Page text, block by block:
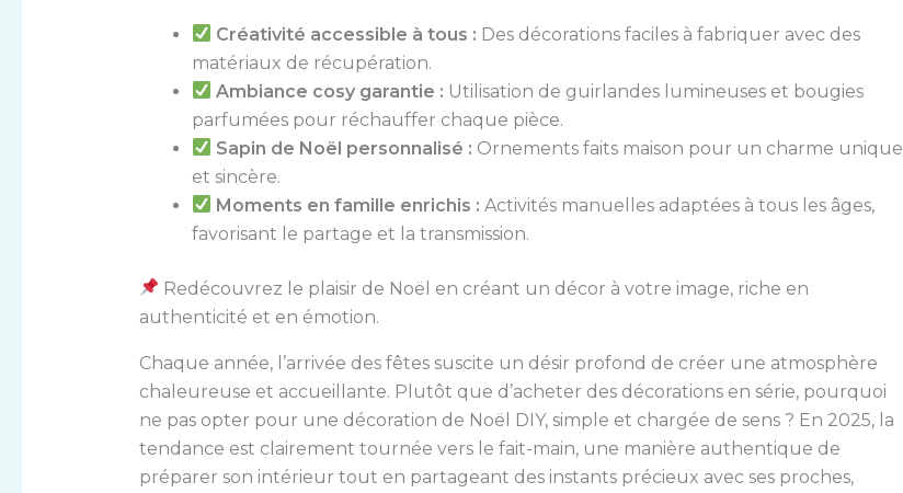
Créativité accessible à tous : Des décorations faciles à fabriquer avec des
matériaux de récupération.
Ambiance cosy garantie : Utilisation de guirlandes lumineuses et bougies
parfumées pour réchauffer chaque pièce.
Sapin de Noël personnalisé : Ornements faits maison pour un charme unique
et sincère.
Moments en famille enrichis : Activités manuelles adaptées à tous les âges,
favorisant le partage et la transmission.
Redécouvrez le plaisir de Noël en créant un décor à votre image, riche en
authenticité et en émotion.
Chaque année, l’arrivée des fêtes suscite un désir profond de créer une atmosphère
chaleureuse et accueillante. Plutôt que d’acheter des décorations en série, pourquoi
ne pas opter pour une décoration de Noël DIY, simple et chargée de sens ? En 2025, la
tendance est clairement tournée vers le fait-main, une manière authentique de
préparer son intérieur tout en partageant des instants précieux avec ses proches,